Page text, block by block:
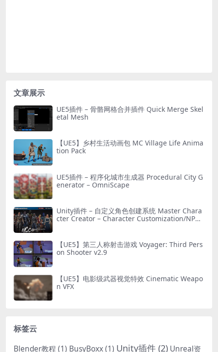
文章展示
UE5插件 – 骨骼网格合并插件 Quick Merge Skel
etal Mesh
【UE5】乡村生活动画包 MC Village Life Anima
tion Pack
UE5插件 – 程序化城市生成器 Procedural City G
enerator – OmniScape
Unity插件 – 自定义角色创建系统 Master Chara
cter Creator – Character Customization/NPC
【UE5】第三人称射击游戏 Voyager: Third Pers
on Shooter v2.9
【UE5】电影级武器视觉特效 Cinematic Weapo
n VFX
标签云
Blender教程 (1) BusyBoxx(1) Unity插件 (2) Unreal资